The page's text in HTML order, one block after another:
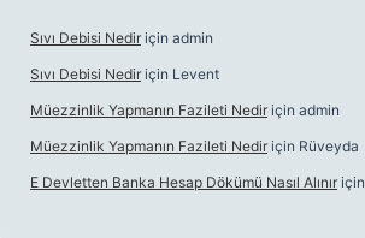
Sıvı Debisi Nedir için admin
Sıvı Debisi Nedir için Levent
Müezzinlik Yapmanın Fazileti Nedir için admin
Müezzinlik Yapmanın Fazileti Nedir için Rüveyda
E Devletten Banka Hesap Dökümü Nasıl Alınır için